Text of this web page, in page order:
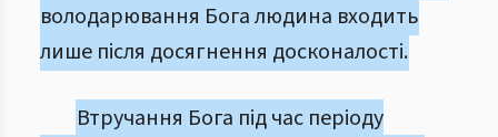
володарювання Бога людина входить
лише після досягнення досконалості.
Втручання Бога під час періоду